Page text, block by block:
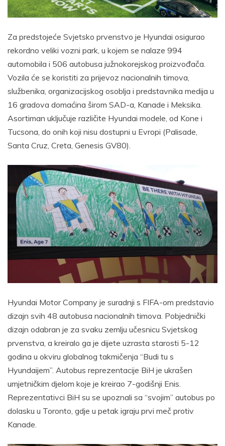
Za predstojeće Svjetsko prvenstvo je Hyundai osigurao
rekordno veliki vozni park, u kojem se nalaze 994
automobila i 506 autobusa južnokorejskog proizvođača.
Vozila će se koristiti za prijevoz nacionalnih timova,
službenika, organizacijskog osoblja i predstavnika medija u
16 gradova domaćina širom SAD-a, Kanade i Meksika.
Asortiman uključuje različite Hyundai modele, od Kone i
Tucsona, do onih koji nisu dostupni u Evropi (Palisade,
Santa Cruz, Creta, Genesis GV80).
Hyundai Motor Company je suradnji s FIFA-om predstavio
dizajn svih 48 autobusa nacionalnih timova. Pobjednički
dizajn odabran je za svaku zemlju učesnicu Svjetskog
prvenstva, a kreiralo ga je dijete uzrasta starosti 5-12
godina u okviru globalnog takmičenja “Budi tu s
Hyundaijem”. Autobus reprezentacije BiH je ukrašen
umjetničkim djelom koje je kreirao 7-godišnji Enis.
Reprezentativci BiH su se upoznali sa “svojim” autobus po
dolasku u Toronto, gdje u petak igraju prvi meč protiv
Kanade.